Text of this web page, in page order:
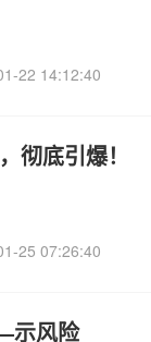
22 14:12:40
彻底引爆！
25 07:26:40
示风险